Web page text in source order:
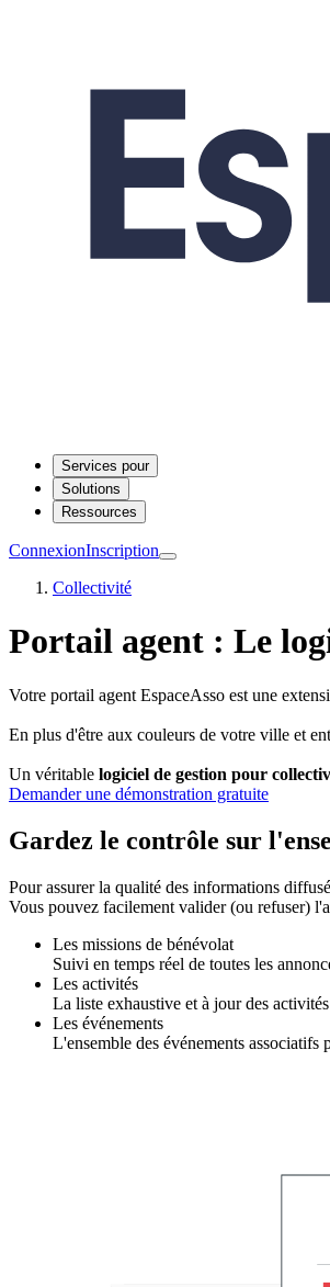
Services pour
Solutions
Ressources
ConnexionInscription
Collectivité
Portail agent : Le
Votre portail agent EspaceAsso est une
En plus d'être aux couleurs de votre ville et
Un véritable logiciel de gestion pour
Demander une démonstration gratuite
Gardez le contrôle sur
Pour assurer la qualité des informations
Vous pouvez facilement valider (ou refuser)
Les missions de bénévolat
Suivi en temps réel de toutes les
Les activités
La liste exhaustive et à jour des
Les événements
L'ensemble des événements associatifs